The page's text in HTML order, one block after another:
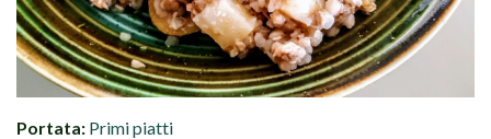
Portata: Primi piatti